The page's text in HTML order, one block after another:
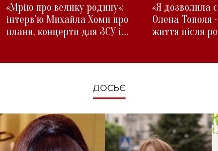
«Мрію про велику родину»:
інтерв'ю Михайла Хоми про
плани, концерти для ЗСУ і
«Я дозволила
Олена Тополя
життя після
ДОСЬЄ